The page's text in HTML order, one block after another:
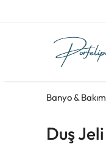
Banyo & Bakım
Duş Jeli